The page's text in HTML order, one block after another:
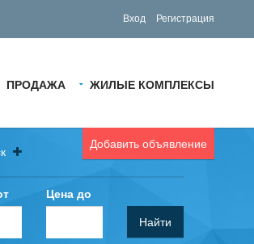
Вход Регистрация
ПРОДАЖА ЖИЛЫЕ КОМПЛЕКСЫ
Добавить объявление
Цена до
Найти